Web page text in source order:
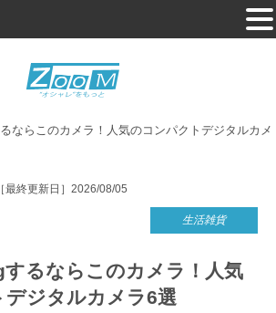
ならこのカメラ！人気のコンパクトデジタルカメ
終更新日］2026/08/05
生活雑貨
るならこのカメラ！人気
ジタルカメラ6選